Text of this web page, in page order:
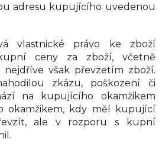
adresu kupujícího uvedenou
vlastnické právo ke zboží
ceny za zboží, včetně
však převzetím zboží.
zkázu, poškození či
na kupujícího okamžikem
okamžikem, kdy měl kupující
ale v rozporu s kupní